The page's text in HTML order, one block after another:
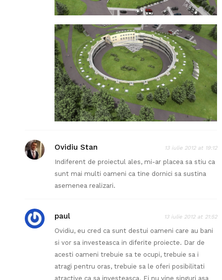
Ovidiu Stan 13 iulie 2012 at 19:12
Indiferent de proiectul ales, mi-ar placea sa stiu ca
sunt mai multi oameni ca tine dornici sa sustina
asemenea realizari.
paul 13 iulie 2012 at 21:52
Ovidiu, eu cred ca sunt destui oameni care au bani
si vor sa investeasca in diferite proiecte. Dar de
acesti oameni trebuie sa te ocupi, trebuie sa i
atragi pentru oras, trebuie sa le oferi posibilitati
atractive ca sa investeasca. Ei nu vine singuri asa